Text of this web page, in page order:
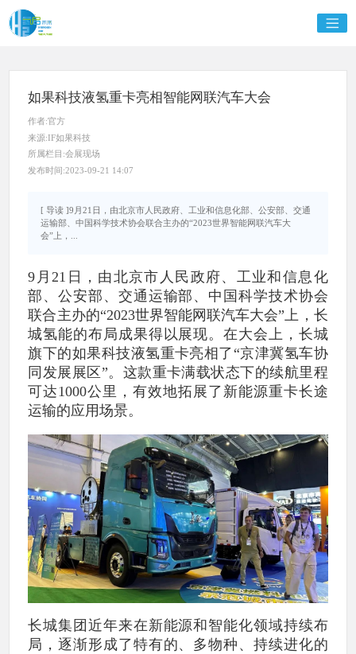
如果科技液氢重卡亮相智能网联汽车大会
作者:官方
来源:IF如果科技
所属栏目:会展现场
发布时间:2023-09-21 14:07
[ 导读 ]9月21日，由北京市人民政府、工业和信息化部、公安部、交通
运输部、中国科学技术协会联合主办的“2023世界智能网联汽车大
会”上，...
9月21日，由北京市人民政府、工业和信息化
部、公安部、交通运输部、中国科学技术协会
联合主办的“2023世界智能网联汽车大会”上，长
城氢能的布局成果得以展现。在大会上，长城
旗下的如果科技液氢重卡亮相了“京津冀氢车协
同发展展区”。这款重卡满载状态下的续航里程
可达1000公里，有效地拓展了新能源重卡长途
运输的应用场景。
长城集团近年来在新能源和智能化领域持续布
局，逐渐形成了特有的、多物种、持续进化的